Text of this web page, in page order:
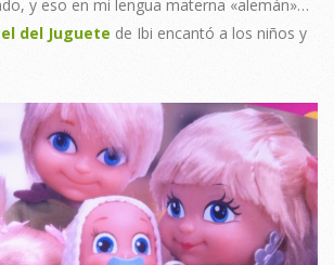
y eso en mi lengua materna «alemán»…
del Juguete de Ibi encantó a los niños y